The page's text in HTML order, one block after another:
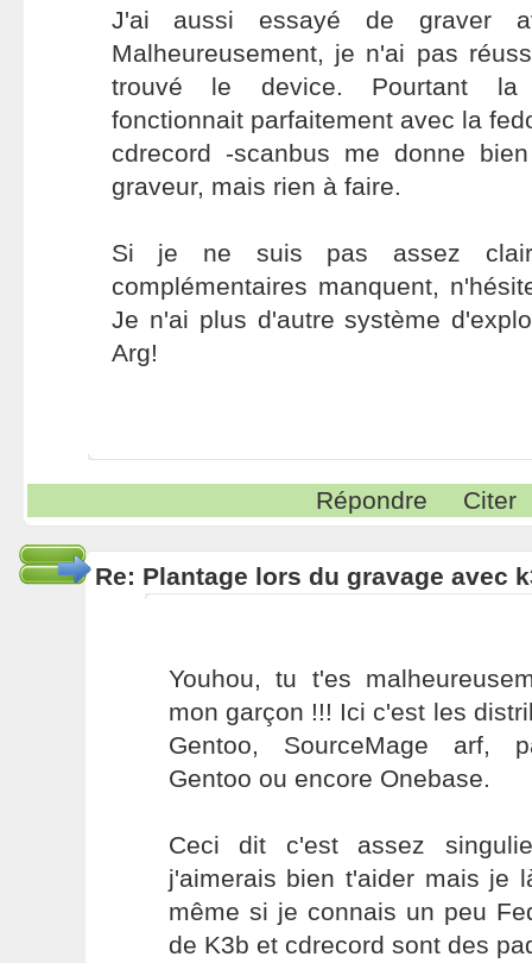
J'ai aussi essayé de graver
Malheureusement, je n'ai pas
trouvé le device. Pourtant la
fonctionnait parfaitement avec la
cdrecord -scanbus me donne
graveur, mais rien à faire.
Si je ne suis pas assez
complémentaires manquent,
Je n'ai plus d'autre système
Arg!
Répondre Citer
Re: Plantage lors du gravage avec
Youhou, tu t'es
mon garçon !!! Ici c'est les
Gentoo, SourceMage arf,
Gentoo ou encore Onebase.
Ceci dit c'est assez
j'aimerais bien t'aider mais je
même si je connais un peu
de K3b et cdrecord sont des